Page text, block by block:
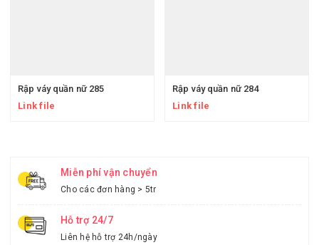
Rập váy quần nữ 285
Link file
Rập váy quần nữ 284
Link file
Miễn phí vận chuyển
Cho các đơn hàng > 5tr
Hỗ trợ 24/7
Liên hệ hỗ trợ 24h/ngày